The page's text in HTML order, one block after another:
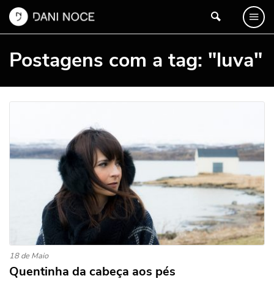
Postagens com a tag: "luva"
18 de Maio
Quentinha da cabeça aos pés